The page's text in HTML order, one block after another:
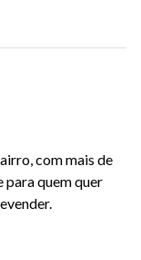
com mais de
para quem quer